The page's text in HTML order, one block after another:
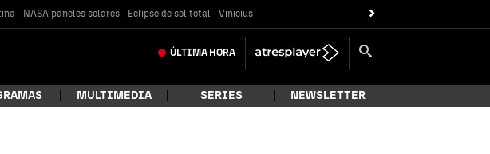
NASA paneles solares Eclipse de sol total Vinicius
ÚLTIMA HORA
MULTIMEDIA SERIES NEWSLETTER